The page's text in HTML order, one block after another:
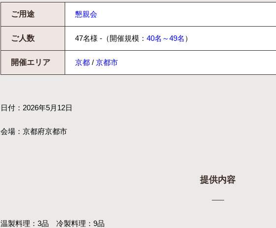
ご用途 懇親会
ご人数 47名様 -（開催規模： 40名～49名 ）
開催エリア 京都 / 京都市
日付：2026年5月12日
会場：京都府京都市
提供内容
温製料理：3品 冷製料理：9品